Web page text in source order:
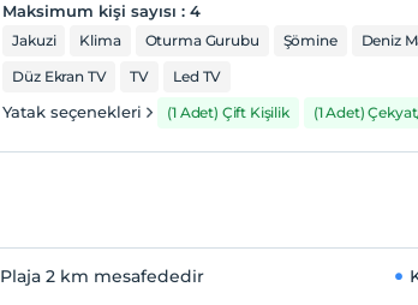
Maksimum kişi sayısı :4
Jakuzi Klima Oturma Gurubu Şömine
Deniz
Düz Ekran TV
TV Led TV
Yatak seçenekleri (1 Adet) Çift Kişilik (1 Adet)
Plaja 2 km mesafededir